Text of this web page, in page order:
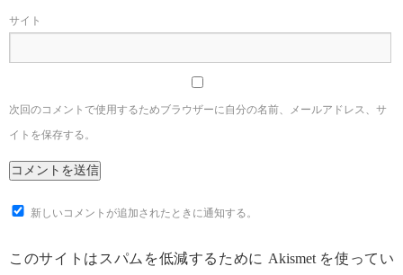
サイト
次回のコメントで使用するためブラウザーに自分の名前、メールアドレス、サ
イトを保存する。
新しいコメントが追加されたときに通知する。
このサイトはスパムを低減するために Akismet を使ってい